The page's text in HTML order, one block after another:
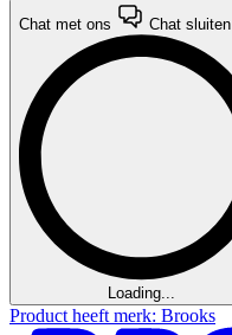
Chat met ons Chat sluiten
Loading...
Product heeft merk: Brooks